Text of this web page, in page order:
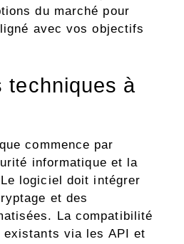
du marché pour
avec vos objectifs
techniques à
commence par
informatique et la
logiciel doit intégrer
et des
La compatibilité
via les API et